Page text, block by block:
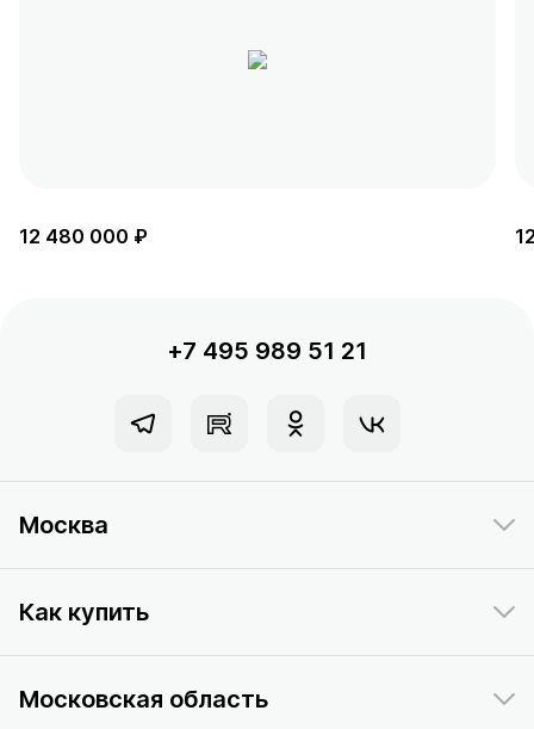
12 480 000 ₽
+7 495 989 51 21
Москва
Как купить
Московская область